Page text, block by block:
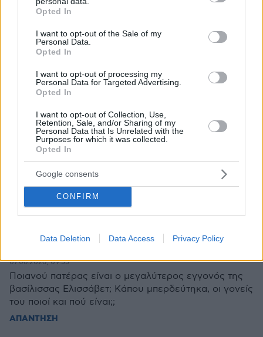
grant or deny consent to Google and its third-party tags to
use your data for below specified purposes in below Google
consent section.
Opted In
I want to opt-out of the Sale of my
Personal Data.
Opted In
I want to opt-out of processing my
Personal Data for Targeted Advertising.
Opted In
I want to opt-out of Collection, Use,
Retention, Sale, and/or Sharing of my
Personal Data that Is Unrelated with the
Purposes for which it was collected.
Opted In
Google consents
CONFIRM
Data Deletion Data Access Privacy Policy
Το DEI College παρουσιάζει τη Sophia. Την πρώτη 24/7
βοηθό AI που αλλάζει τον τρόπο με τον οποίο μαθαίνουν οι
30.07.2026, 09:33
03.08.2026, 10:56
Διασκεδάζουμε υπεύθυνα, επιστρέφουμε με ασφάλεια
29.07.2026, 09:39
ΣΧΟΛΙΑ(18)
ΠΡΟΣΘΗΚΗ ΣΧΟΛΙΟΥ
07.06.2026, 09:55
Ποιανού πατέρας είναι ο μεγαλύτερος εγγονός της
βασίλισσας Ελισσάβετ; Κάπου μπερδεύτηκα, οι γονείς
του ποιοί και πού είναι;;
ΑΠΑΝΤΗΣΗ